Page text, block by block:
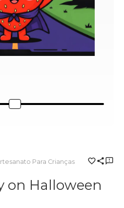
Para Crianças
on Halloween